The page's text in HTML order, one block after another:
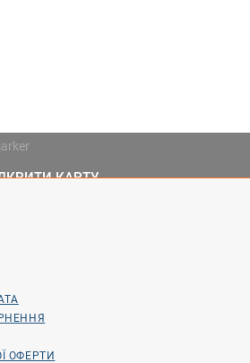
КАРТУ
ОФЕРТИ